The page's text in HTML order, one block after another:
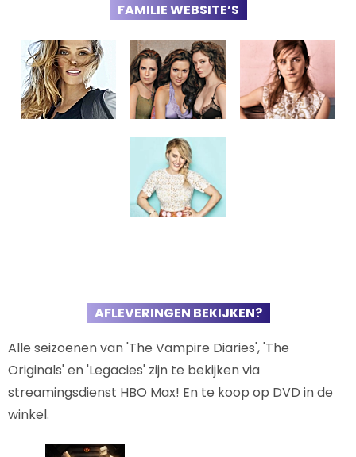
FAMILIE WEBSITE’S
AFLEVERINGEN BEKIJKEN?
Alle seizoenen van 'The Vampire Diaries', 'The
Originals' en 'Legacies' zijn te bekijken via
streamingsdienst HBO Max! En te koop op DVD in de
winkel.